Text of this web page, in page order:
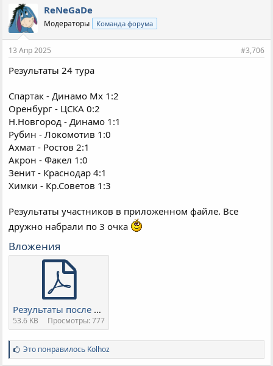
ReNeGaDe
Модераторы Команда форума
13 Апр 2025 #3,706
Результаты 24 тура
Спартак - Динамо Мх 1:2
Оренбург - ЦСКА 0:2
Н.Новгород - Динамо 1:1
Рубин - Локомотив 1:0
Ахмат - Ростов 2:1
Акрон - Факел 1:0
Зенит - Краснодар 4:1
Химки - Кр.Советов 1:3
Результаты участников в приложенном файле. Все
дружно набрали по 3 очка
Вложения
Результаты после 24 тура.pdf
53.6 KB Просмотры: 777
С
и
Это понравилось Kolhoz